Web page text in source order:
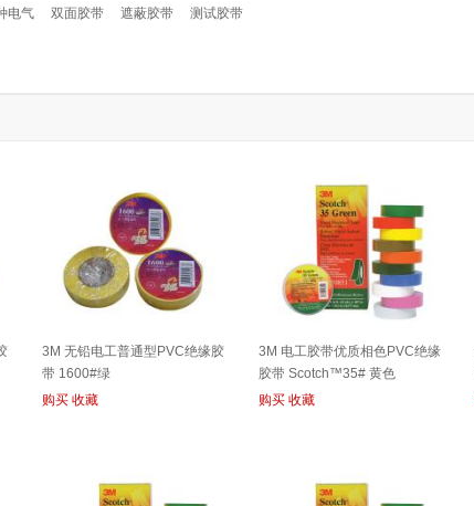
电气 双面胶带 遮蔽胶带 测试胶带
3M 无铅电工普通型PVC绝缘胶
带 1600#绿
购买 收藏
3M 电工胶带优质相色PVC绝缘
胶带 Scotch™35# 黄色
购买 收藏